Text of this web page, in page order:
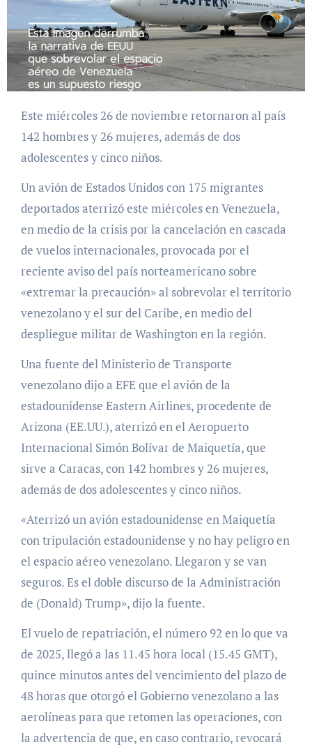
Este miércoles 26 de noviembre retornaron al país
142 hombres y 26 mujeres, además de dos
adolescentes y cinco niños.
Un avión de Estados Unidos con 175 migrantes
deportados aterrizó este miércoles en Venezuela,
en medio de la crisis por la cancelación en cascada
de vuelos internacionales, provocada por el
reciente aviso del país norteamericano sobre
«extremar la precaución» al sobrevolar el territorio
venezolano y el sur del Caribe, en medio del
despliegue militar de Washington en la región.
Una fuente del Ministerio de Transporte
venezolano dijo a EFE que el avión de la
estadounidense Eastern Airlines, procedente de
Arizona (EE.UU.), aterrizó en el Aeropuerto
Internacional Simón Bolívar de Maiquetía, que
sirve a Caracas, con 142 hombres y 26 mujeres,
además de dos adolescentes y cinco niños.
«Aterrizó un avión estadounidense en Maiquetía
con tripulación estadounidense y no hay peligro en
el espacio aéreo venezolano. Llegaron y se van
seguros. Es el doble discurso de la Administración
de (Donald) Trump», dijo la fuente.
El vuelo de repatriación, el número 92 en lo que va
de 2025, llegó a las 11.45 hora local (15.45 GMT),
quince minutos antes del vencimiento del plazo de
48 horas que otorgó el Gobierno venezolano a las
aerolíneas para que retomen las operaciones, con
la advertencia de que, en caso contrario, revocará